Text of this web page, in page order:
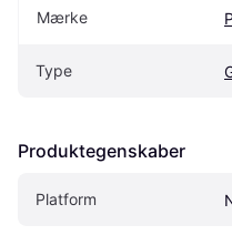
Mærke
Type
Produktegenskaber
Platform